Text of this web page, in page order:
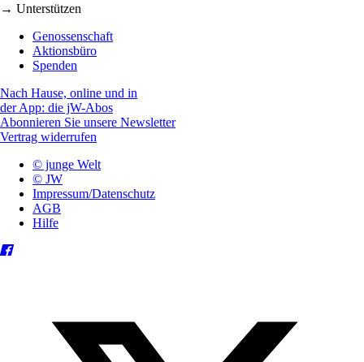
→ Unterstützen
Genossenschaft
Aktionsbüro
Spenden
Nach Hause, online und in
der App: die jW-Abos
Abonnieren Sie unsere Newsletter
Vertrag widerrufen
© junge Welt
© JW
Impressum/Datenschutz
AGB
Hilfe